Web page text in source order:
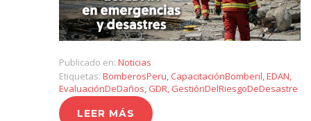
Publicado en: Noticias
Etiquetas: BomberosPeru, CapacitaciónBomberil,EDAN,
EvaluaciónDeDaños, GDR, GestiónDelRiesgoDeDesastre
LEER MÁS